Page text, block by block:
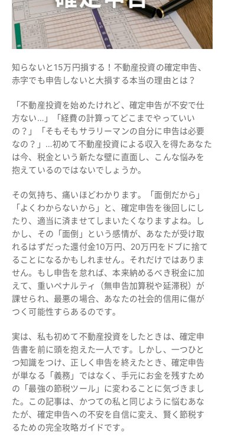
知らないと15万円損する！不動産投資の確定申告、
赤字でも申告しないと大損する本当の理由とは？
「不動産投資を始めたけれど、確定申告が不安で仕
方ない…」「経費の計算ってどこまでやっていい
の？」「そもそもサラリーマンの自分に申告は必要
なの？」…初めて不動産投資による収入を得たあなた
は今、税金という新たな壁に直面し、こんな悩みを
抱えているのではないでしょうか。
その気持ち、痛いほどわかります。「面倒だから」
「よくわからないから」と、確定申告を後回しにし
たり、適当に済ませてしまいたくなりますよね。し
かし、その「面倒」という感情が、あなたが受け取
れるはずだった還付金10万円、20万円をドブに捨て
ることになるかもしれません。それだけではありま
せん。もし申告を怠れば、本来納めるべき税金に加
えて、重いペナルティ（無申告加算税や延滞税）が
課せられ、最悪の場合、あなたの社会的信用に傷が
つく可能性すらあるのです。
実は、私も初めて不動産投資をしたときは、確定申
告書を前に頭を抱えた一人です。しかし、一つひと
つ知識をつけ、正しく申告を終えたとき、確定申告
が単なる「義務」ではなく、手元にお金を残すため
の「最強の節税ツール」に変わることに気づきまし
た。この記事は、かつての私と同じように悩むあな
たが、確定申告への不安を自信に変え、賢く節税す
るための完全攻略ガイドです。